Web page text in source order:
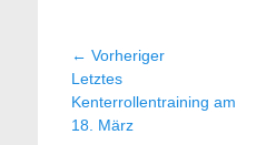
Beitragsnavigation
← Vorheriger
Vorheriger
Beitrag:
Letztes
Kenterrollentraining am
18. März